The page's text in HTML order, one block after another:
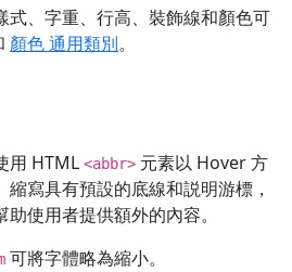
式、字重、行高、裝飾線和顏色可
顏色 通用類別。
用 HTML <abbr> 元素以 Hover 方
寫具有預設的底線和説明游標，
使用者提供額外的內容。
可將字體略為縮小。